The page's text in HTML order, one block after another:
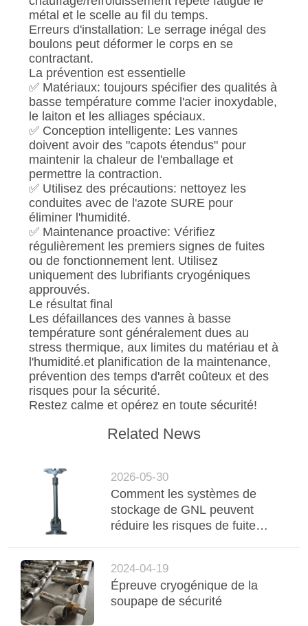
métal et le scelle au fil du temps.
Erreurs d'installation: Le serrage inégal des
boulons peut déformer le corps en se
contractant.
La prévention est essentielle
✅ Matériaux: toujours spécifier des qualités à
basse température comme l'acier inoxydable,
le laiton et les alliages spéciaux.
✅ Conception intelligente: Les vannes
doivent avoir des "capots étendus" pour
maintenir la chaleur de l'emballage et
permettre la contraction.
✅ Utilisez des précautions: nettoyez les
conduites avec de l'azote SURE pour
éliminer l'humidité.
✅ Maintenance proactive: Vérifiez
régulièrement les premiers signes de fuites
ou de fonctionnement lent. Utilisez
uniquement des lubrifiants cryogéniques
approuvés.
Le résultat final
Les défaillances des vannes à basse
température sont généralement dues au
stress thermique, aux limites du matériau et à
l'humidité.et planification de la maintenance,
prévention des temps d'arrêt coûteux et des
risques pour la sécurité.
Restez calme et opérez en toute sécurité!
Related News
2026-05-30
Comment les systèmes de
stockage de GNL peuvent
réduire les risques de fuite
vannes
2024-04-19
Épreuve cryogénique de la
soupape de sécurité